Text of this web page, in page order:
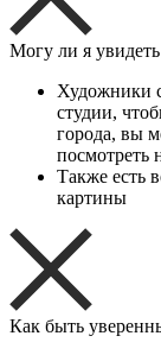
Могу ли я
Художники
студии,
города, вы
посмотреть
Также есть
картины
Как быть